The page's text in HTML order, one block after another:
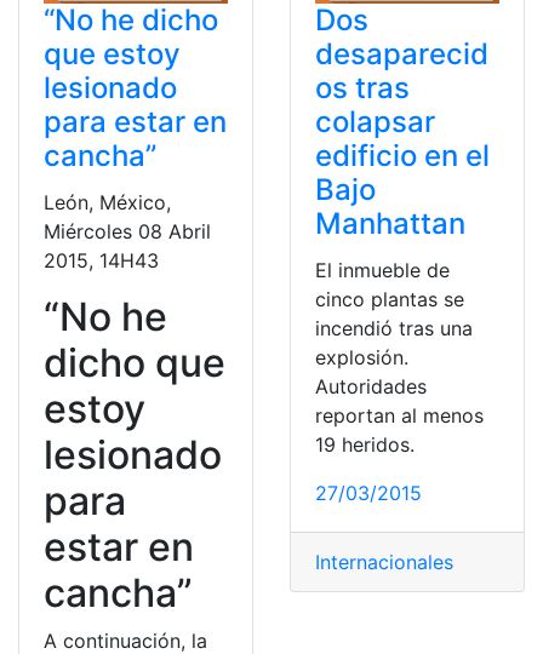
“No he dicho
que estoy
lesionado
para estar en
cancha”
León, México,
Miércoles 08 Abril
2015, 14H43
“No he
dicho que
estoy
lesionado
para
estar en
cancha”
A continuación, la
Dos
desaparecid
os tras
colapsar
edificio en el
Bajo
Manhattan
El inmueble de
cinco plantas se
incendió tras una
explosión.
Autoridades
reportan al menos
19 heridos.
27/03/2015
Internacionales